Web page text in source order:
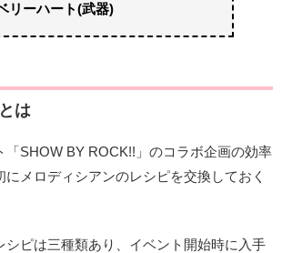
リーハート(武器)
は
「SHOW BY ROCK!!」のコラボ企画の効率
メロディシアンのレシピを交換しておく
シピは三種類あり、イベント開始時に入手